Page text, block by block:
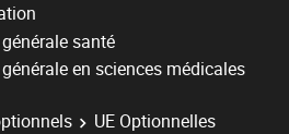
santé
en sciences médicales
UE Optionnelles